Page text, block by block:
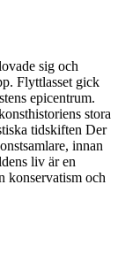
sig och
Flyttlasset gick
epicentrum.
stora
tidskiften Der
innan
liv är en
konservatism och